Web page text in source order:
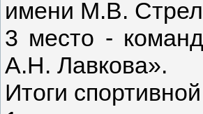
имени М.В.
3 место -
А.Н. Лавкова».
Итоги